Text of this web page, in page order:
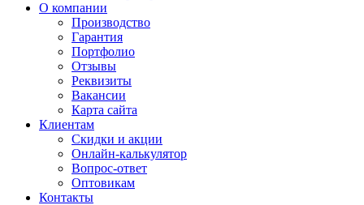
О компании
Производство
Гарантия
Портфолио
Отзывы
Реквизиты
Вакансии
Карта сайта
Клиентам
Скидки и акции
Онлайн-калькулятор
Вопрос-ответ
Оптовикам
Контакты